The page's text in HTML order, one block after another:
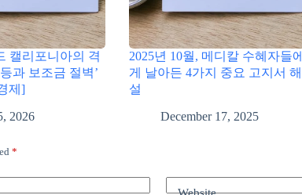
캘리포니아의 격
과 보조금 절벽’
제]
2026
2025년 10월, 메디칼 수혜자들에
게 날아든 4가지 중요 고지서 해
설
December 17, 2025
*
Website